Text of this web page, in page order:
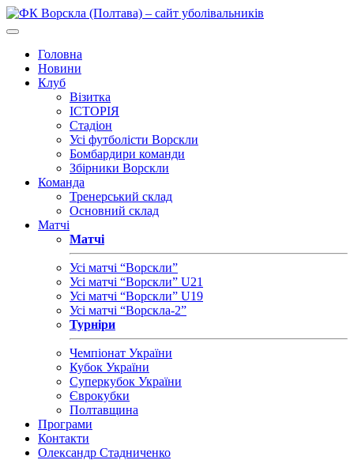
Головна
Новини
Клуб
Візитка
ІСТОРІЯ
Стадіон
Усі футболісти Ворскли
Бомбардири команди
Збірники Ворскли
Команда
Тренерський склад
Основний склад
Матчі
Матчі
Усі матчі “Ворскли”
Усі матчі “Ворскли” U21
Усі матчі “Ворскли” U19
Усі матчі “Ворскла-2”
Турніри
Чемпіонат України
Кубок України
Суперкубок України
Єврокубки
Полтавщина
Програми
Контакти
Олександр Стадниченко